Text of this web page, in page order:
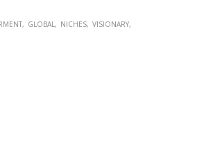
GLOBAL NICHES VISIONARY